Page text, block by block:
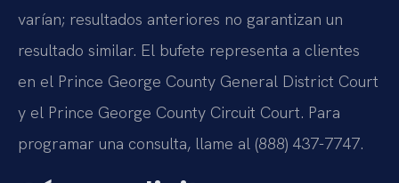
varían; resultados anteriores no garantizan un
resultado similar. El bufete representa a clientes
en el Prince George County General District Court
y el Prince George County Circuit Court. Para
programar una consulta, llame al (888) 437-7747.